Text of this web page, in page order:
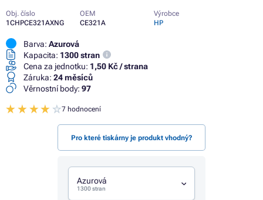
Obj. číslo
1CHPCE321AXNG
OEM
CE321A
Výrobce
HP
Barva: Azurová
Kapacita: 1300 stran
Cena za jednotku: 1,50 Kč / strana
Záruka: 24 měsíců
Věrnostní body: 97
7 hodnocení
Pro které tiskárny je produkt vhodný?
Azurová
1300 stran